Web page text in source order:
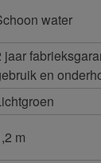
water
jaar
en
m